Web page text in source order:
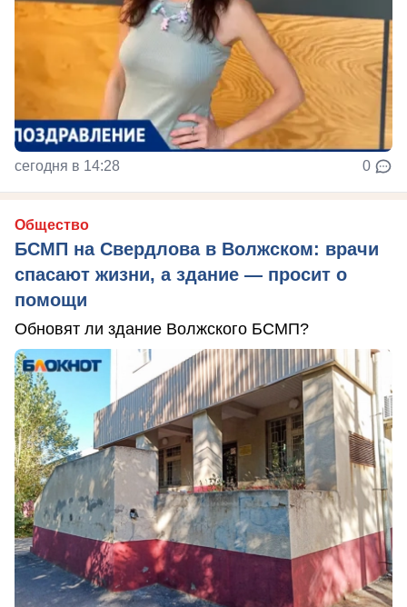
сегодня в 14:28 0
Общество
БСМП на Свердлова в Волжском: врачи
спасают жизни, а здание — просит о
помощи
Обновят ли здание Волжского БСМП?